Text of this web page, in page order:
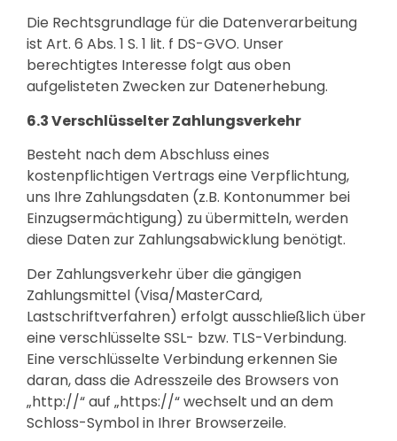
Die Rechtsgrundlage für die Datenverarbeitung
ist Art. 6 Abs. 1 S. 1 lit. f DS-GVO. Unser
berechtigtes Interesse folgt aus oben
aufgelisteten Zwecken zur Datenerhebung.
6.3 Verschlüsselter Zahlungsverkehr
Besteht nach dem Abschluss eines
kostenpflichtigen Vertrags eine Verpflichtung,
uns Ihre Zahlungsdaten (z.B. Kontonummer bei
Einzugsermächtigung) zu übermitteln, werden
diese Daten zur Zahlungsabwicklung benötigt.
Der Zahlungsverkehr über die gängigen
Zahlungsmittel (Visa/MasterCard,
Lastschriftverfahren) erfolgt ausschließlich über
eine verschlüsselte SSL- bzw. TLS-Verbindung.
Eine verschlüsselte Verbindung erkennen Sie
daran, dass die Adresszeile des Browsers von
„http://“ auf „https://“ wechselt und an dem
Schloss-Symbol in Ihrer Browserzeile.